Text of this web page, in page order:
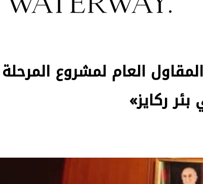
العام لمشروع المرحلة
ركايز»